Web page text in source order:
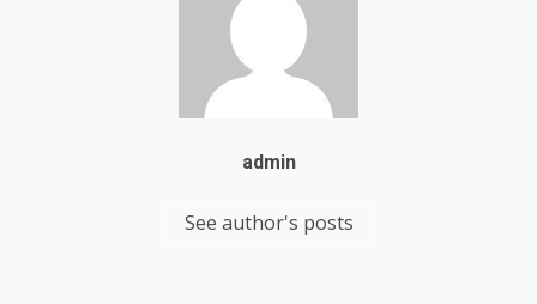
admin
See author's posts